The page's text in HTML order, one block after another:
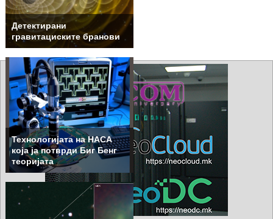
Детектирани
гравитациските бранови
Технологијата на НАСА
која ја потврди Биг Бенг
теоријата